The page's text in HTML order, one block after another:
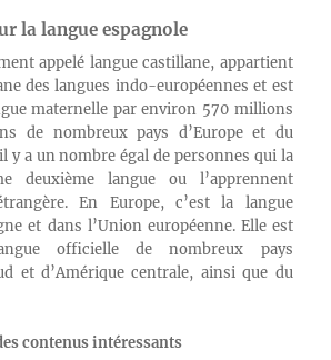
la langue espagnole
appelé langue castillane, appartient
des langues indo-européennes et est
maternelle par environ 570 millions
de nombreux pays d’Europe et du
y a un nombre égal de personnes qui la
deuxième langue ou l’apprennent
En Europe, c’est la langue
et dans l’Union européenne. Elle est
officielle de nombreux pays
et d’Amérique centrale, ainsi que du
contenus intéressants